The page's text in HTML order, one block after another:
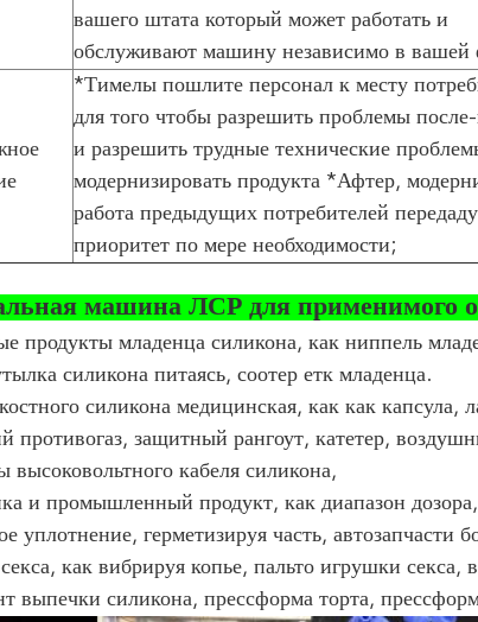
вашего штата который может работать и
обслуживают машину независимо в вашей
*Тимелы пошлите персонал к месту
для того чтобы разрешить проблемы
и разрешить трудные технические
модернизировать продукта *Афтер,
работа предыдущих потребителей
приоритет по мере необходимости;
машина ЛСР для применимого
продукты младенца силикона, как ниппель
силикона питаясь, соотер етк младенца.
силикона медицинская, как как капсула,
противогаз, защитный рангоут, катетер,
высоковольтного кабеля силикона,
и промышленный продукт, как диапазон
уплотнение, герметизируя часть, автозапчасти
как вибрируя копье, пальто игрушки секса,
выпечки силикона, прессформа торта,